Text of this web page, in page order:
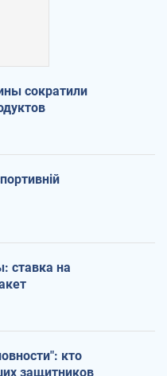
сократили
ставка на
кто
защитников